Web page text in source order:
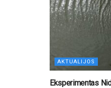
AKTUALIJOS
Eksperimentas